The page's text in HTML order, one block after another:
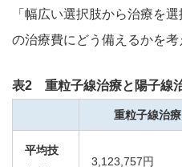
「幅広い選択肢から治療を
の治療費にどう備えるかを考
表2 重粒子線治療と陽子線
重粒子線治療
平均技
3,123,757円